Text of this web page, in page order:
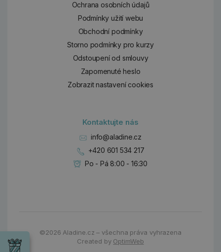
Ochrana osobních údajů
Podmínky užití webu
Obchodní podmínky
Storno podmínky pro kurzy
Odstoupení od smlouvy
Zapomenuté heslo
Zobrazit nastavení cookies
Kontaktujte nás
info@aladine.cz
+420 601 534 217
Po - Pá 8:00 - 16:30
©2026Aladine.cz – všechna práva vyhrazena
Created by OptimWeb
Wrendale
Chci si vybrat